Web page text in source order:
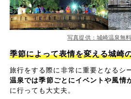
写真提供：城崎温泉無
季節によって表情を変える城崎
旅行をする際に非常に重要となるシ
温泉では季節ごとにイベントや風情
に行っても大丈夫。